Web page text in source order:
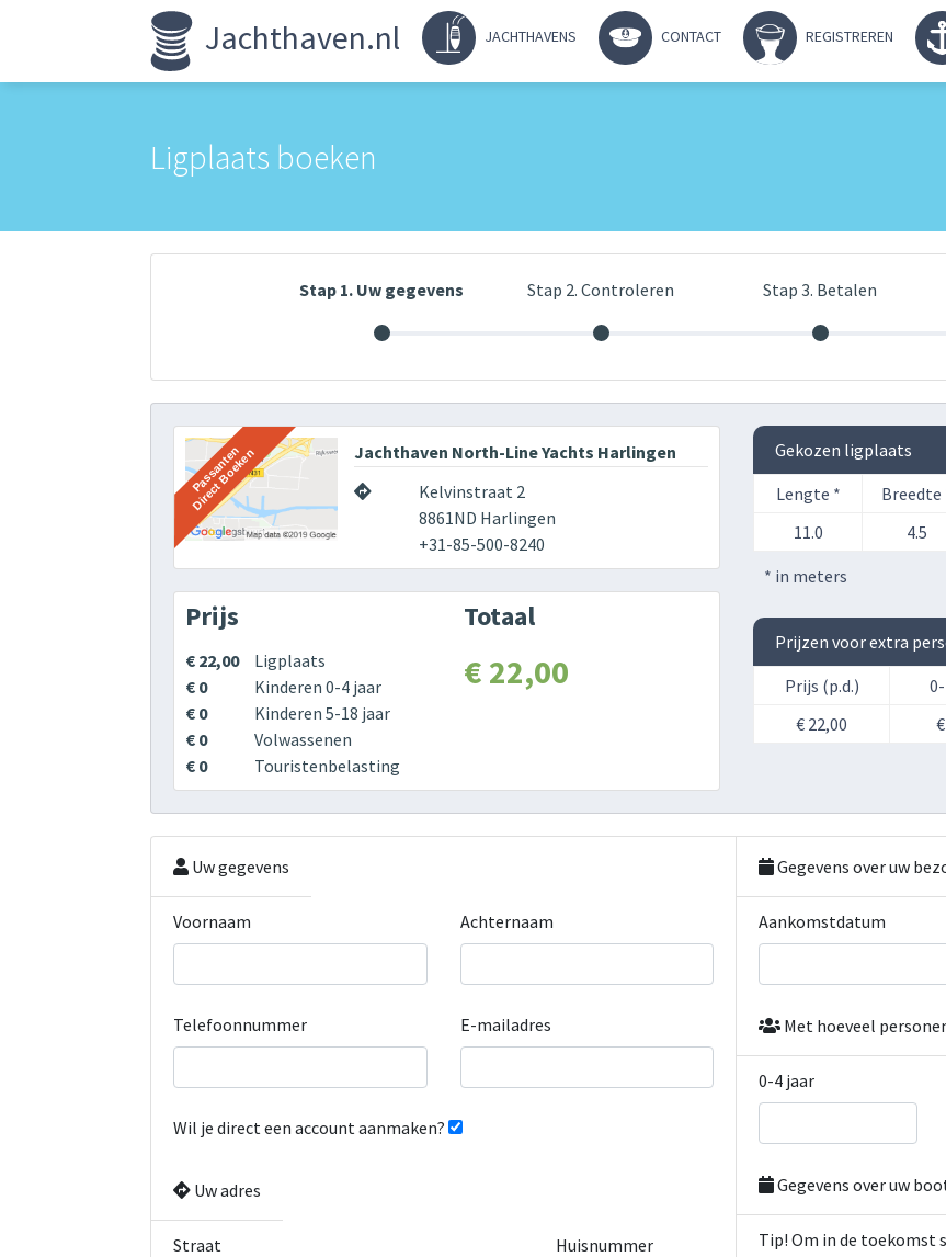
Jachthaven.nl JACHTHAVENS CONTACT REGISTREREN
Ligplaats boeken
Stap 1. Uw gegevens Stap 2. Controleren Stap 3. Betalen
Jachthaven North-Line Yachts Harlingen
Kelvinstraat 2
8861ND Harlingen
+31-85-500-8240
Prijs
€ 22,00
Ligplaats
€ 0
Kinderen 0-4 jaar
€ 0
Kinderen 5-18 jaar
€ 0
Volwassenen
€ 0
Touristenbelasting
Totaal
€ 22,00
Gekozen ligplaats
Lengte *
Breedte
11.0
4.5
* in meters
Prijzen voor extra
Prijs (p.d.)
€ 22,00
Uw gegevens
Voornaam Achternaam
Telefoonnummer E-mailadres
Wil je direct een account aanmaken?
Uw adres
Straat Huisnummer
Gegevens over uw
Aankomstdatum
Met hoeveel
0-4 jaar
Gegevens over uw
Tip! Om in de toekomst